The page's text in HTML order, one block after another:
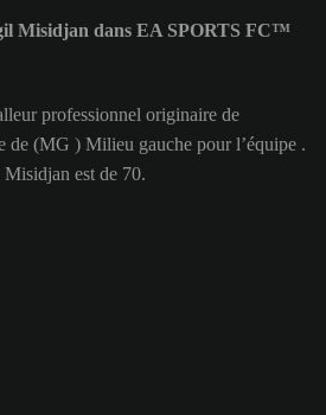
Misidjan dans EA SPORTS FC™
professionnel originaire de
de (MG ) Milieu gauche pour l’équipe .
est de 70.